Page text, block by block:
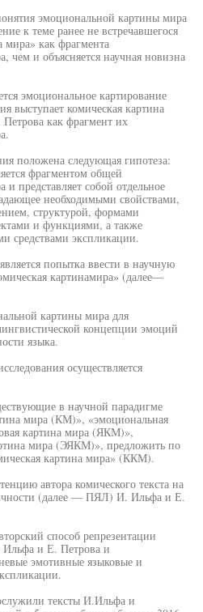
эмоциональной картины мира
к теме ранее не встречавшегося
мира» как фрагмента
чем и объясняется научная новизна
эмоциональное картирование
выступает комическая картина
как фрагмент их
положена следующая гипотеза:
фрагментом общей
представляет собой отдельное
необходимыми свойствами,
структурой, формами
и функциями, а также
средствами экспликации.
попытка ввести в научную
картинамира» (далее—
картины мира для
концепции эмоций
языка.
осуществляется
в научной парадигме
мира (КМ)», «эмоциональная
картина мира (ЯКМ)»,
мира (ЭЯКМ)», предложить по
картина мира» (ККМ).
автора комического текста на
(далее — ПЯЛ) И. Ильфа и Е.
способ репрезентации
и Е. Петрова и
эмотивные языковые и
тексты И.Ильфа и